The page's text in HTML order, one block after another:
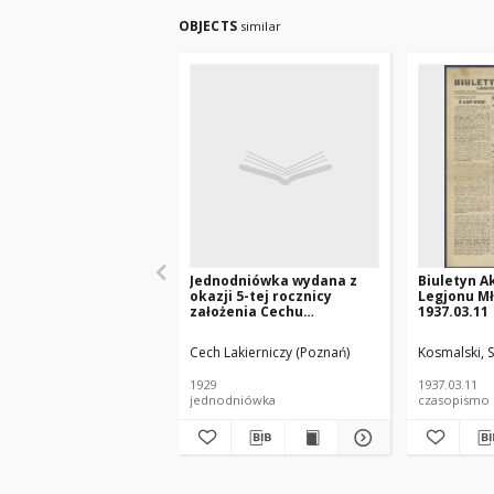
OBJECTS similar
Jednodniówka wydana z
okazji 5-tej rocznicy
założenia Cechu
: 1924-1929.
Cech Lakierniczy (Poznań)
1929
jednodniówka
Biuletyn
Legjonu
1937.03.11
Kosmalski,
1937.03.11
czasopismo